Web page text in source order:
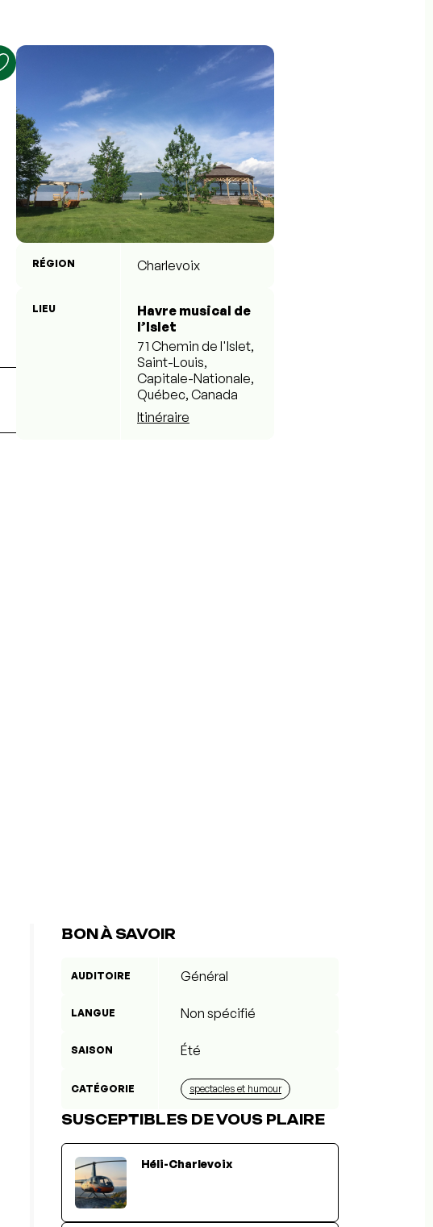
RÉGION Charlevoix
LIEU
Havre musical de
l’Islet
71 Chemin de l'Islet,
Saint-Louis,
Capitale-Nationale,
Québec, Canada
Itinéraire
BON À SAVOIR
AUDITOIRE Général
LANGUE Non spécifié
SAISON Été
CATÉGORIE spectacles et humour
SUSCEPTIBLES DE VOUS PLAIRE
Héli-Charlevoix